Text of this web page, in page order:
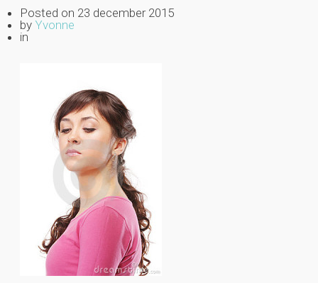
Posted on 23 december 2015
by Yvonne
in